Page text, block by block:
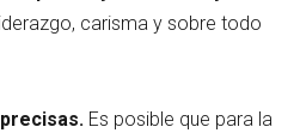
carisma y sobre todo
Es posible que para la